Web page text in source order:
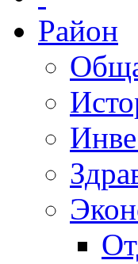
Район